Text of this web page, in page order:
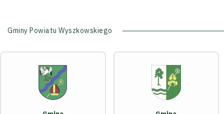
Gminy Powiatu Wyszkowskiego